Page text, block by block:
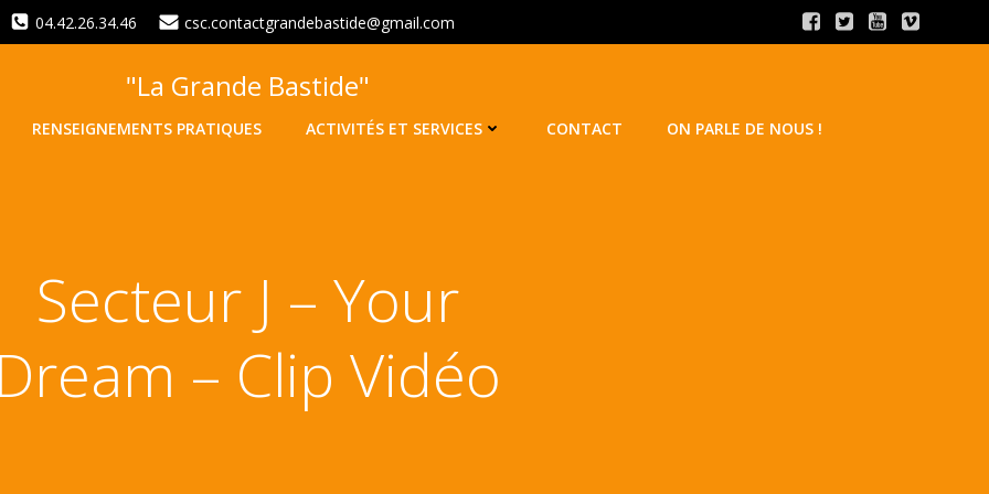
04.42.26.34.46 csc.contactgrandebastide@gmail.com
"La Grande Bastide"
RENSEIGNEMENTS PRATIQUES ACTIVITÉS ET SERVICES CONTACT ON PARLE DE NOUS !
Secteur J – Your
Dream – Clip Vidéo